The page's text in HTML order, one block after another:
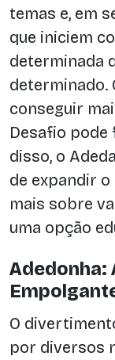
temas e, em
que iniciem
determinada
determinado.
conseguir
Desafio
disso, o
de expandir
mais sobre
uma opção
Adedonha:
O
por diversos